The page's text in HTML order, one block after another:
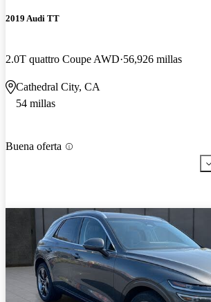
2019 Audi TT
2.0T quattro Coupe AWD 56,926 millas
Cathedral City, CA
54 millas
Buena oferta